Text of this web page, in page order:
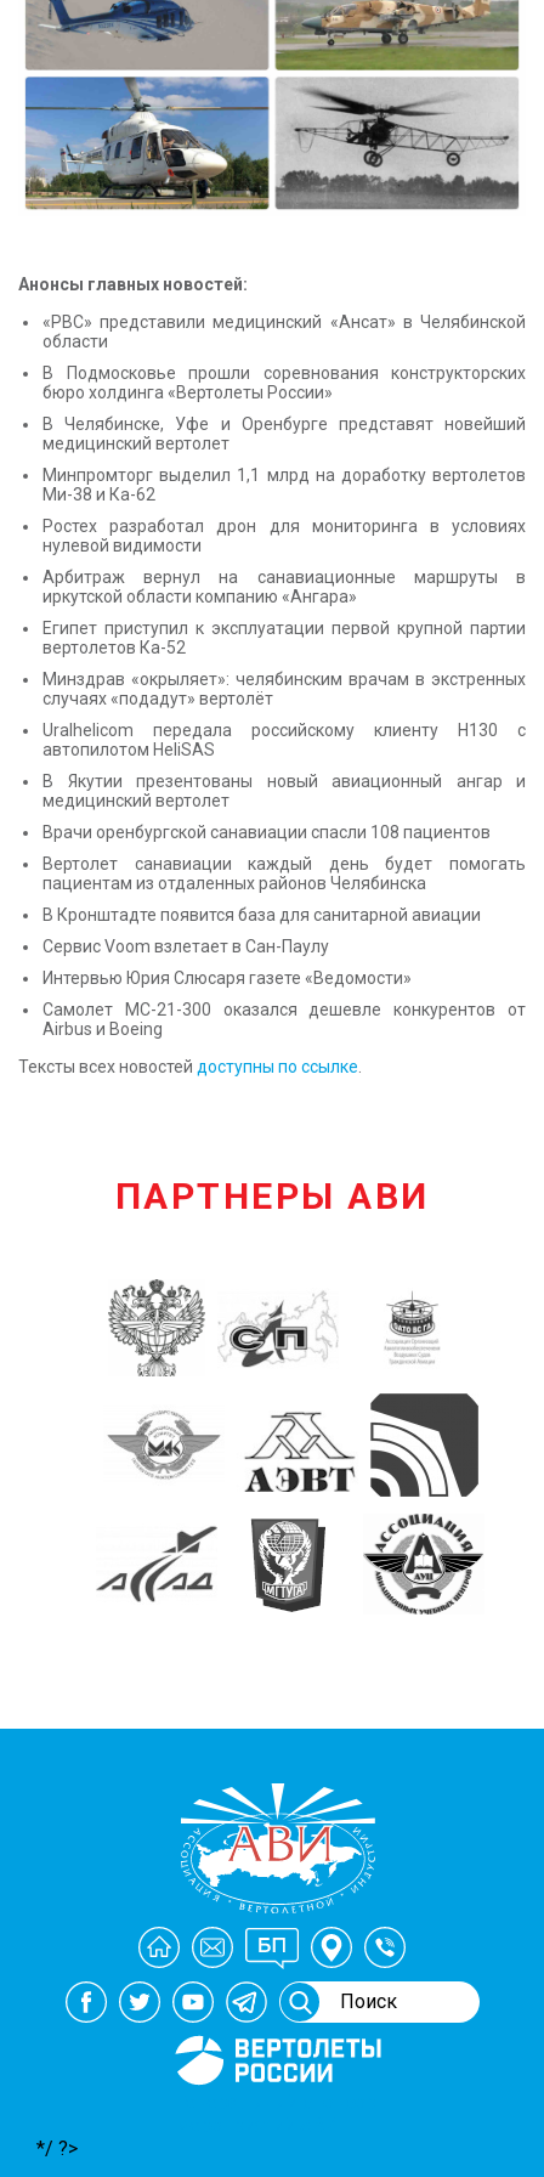
КОНТАКТЫ
Анонсы главных новостей:
«РВС» представили медицинский «Ансат» в Челябинской
области
В Подмосковье прошли соревнования конструкторских
бюро холдинга «Вертолеты России»
В Челябинске, Уфе и Оренбурге представят новейший
медицинский вертолет
Минпромторг выделил 1,1 млрд на доработку вертолетов
Ми-38 и Ка-62
Ростех разработал дрон для мониторинга в условиях
нулевой видимости
Арбитраж вернул на санавиационные маршруты в
иркутской области компанию «Ангара»
Египет приступил к эксплуатации первой крупной партии
вертолетов Ка-52
Минздрав «окрыляет»: челябинским врачам в экстренных
случаях «подадут» вертолёт
Uralhelicom передала российскому клиенту H130 с
автопилотом HeliSAS
В Якутии презентованы новый авиационный ангар и
медицинский вертолет
Врачи оренбургской санавиации спасли 108 пациентов
Вертолет санавиации каждый день будет помогать
пациентам из отдаленных районов Челябинска
В Кронштадте появится база для санитарной авиации
Сервис Voom взлетает в Сан-Паулу
Интервью Юрия Слюсаря газете «Ведомости»
Самолет МС-21-300 оказался дешевле конкурентов от
Airbus и Boeing
Тексты всех новостей доступны по ссылке
ПАРТНЕРЫ АВИ
*/ ?>